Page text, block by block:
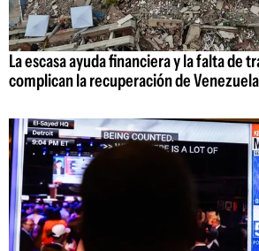
La escasa ayuda financiera y la falta de
complican la recuperación de